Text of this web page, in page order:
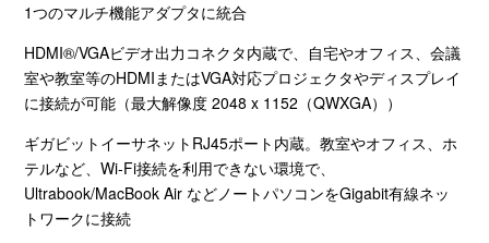
1つのマルチ機能アダプタに統合
HDMI®/VGAビデオ出力コネクタ内蔵で、自宅やオフィス、会議
室や教室等のHDMIまたはVGA対応プロジェクタやディスプレイ
に接続が可能（最大解像度 2048 x 1152（QWXGA））
ギガビットイーサネットRJ45ポート内蔵。教室やオフィス、ホ
テルなど、Wi-Fi接続を利用できない環境で、
Ultrabook/MacBook Air などノートパソコンをGigabit有線ネッ
トワークに接続